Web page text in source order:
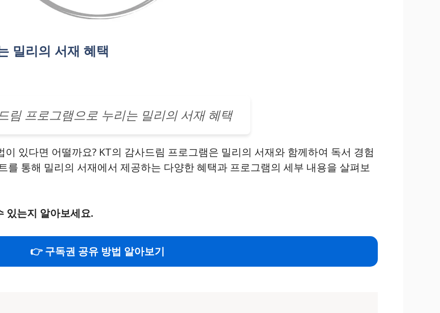
밀리의 서재 혜택
림 프로그램으로 누리는 밀리의 서재 혜택
있다면 어떨까요? KT의 감사드림 프로그램은 밀리의 서재와 함께하여 독서 경험
를 통해 밀리의 서재에서 제공하는 다양한 혜택과 프로그램의 세부 내용을 살펴보
있는지 알아보세요.
👉 구독권 공유 방법 알아보기